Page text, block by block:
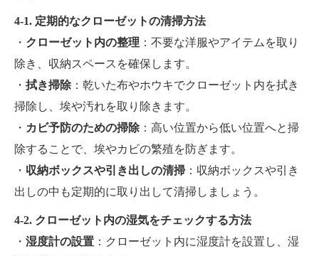
4-1. 定期的なクローゼットの清掃方法
・ クローゼット内の整理 ：不要な洋服やアイテムを取り
除き、収納スペースを確保します。
・ 拭き掃除：乾いた布やホウキでクローゼット内を拭き
掃除し、埃や汚れを取り除きます。
・ カビ予防のための掃除：高い位置から低い位置へと掃
除することで、埃やカビの繁殖を防ぎます。
・ 収納ボックスや引き出しの清掃 ：収納ボックスや引き
出しの中も定期的に取り出して清掃しましょう。
4-2. クローゼット内の湿気をチェックする方法
・ 湿度計の設置 ：クローゼット内に湿度計を設置し、湿